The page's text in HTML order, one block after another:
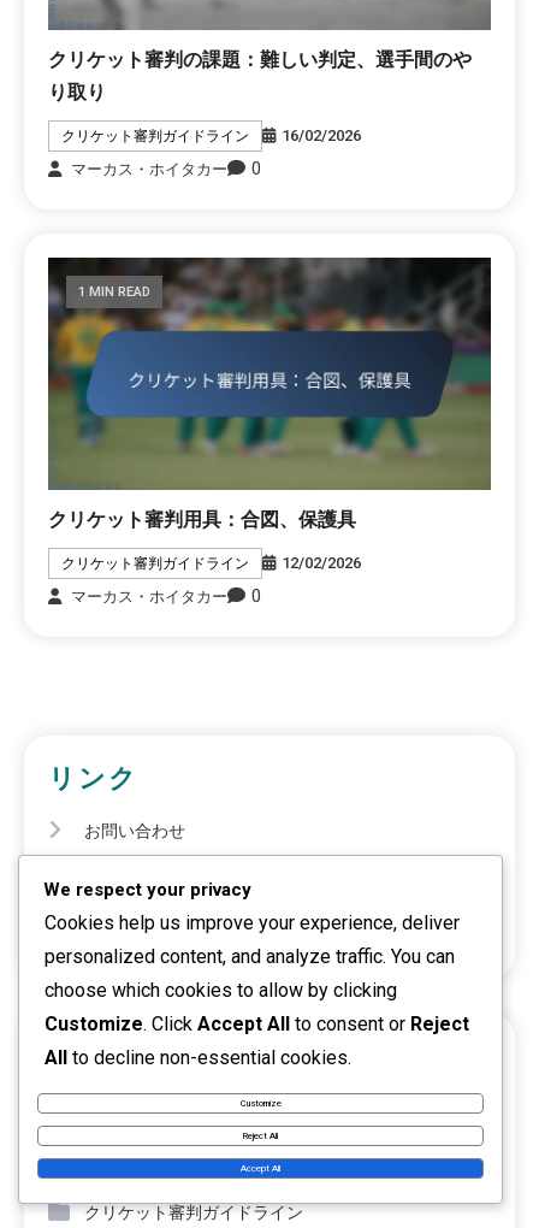
クリケット審判の課題：難しい判定、選手間のや
り取り
クリケット審判ガイドライン
16/02/2026
マーカス・ホイタカー
0
1 MIN READ
クリケット審判用具：合図、保護具
クリケット審判ガイドライン
12/02/2026
マーカス・ホイタカー
0
リンク
お問い合わせ
私たちは誰か
すべての投稿
カテゴリ
クリケットのゲームルール
クリケットスコアリングシステム
クリケット審判ガイドライン
We respect your privacy
Cookies help us improve your experience, deliver
personalized content, and analyze traffic. You can
choose which cookies to allow by clicking
Customize. Click Accept All to consent or Reject
All to decline non-essential cookies.
Customize
Reject All
Accept All